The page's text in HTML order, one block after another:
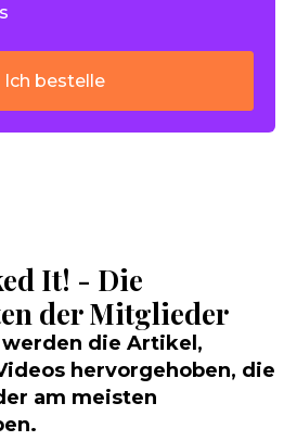
Ich bestelle
It! - Die
der Mitglieder
die Artikel,
hervorgehoben, die
am meisten